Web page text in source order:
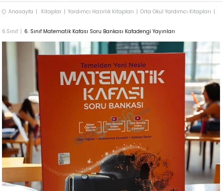
Anasayfa Kitaplar Yardımcı Hazırlık Kitapları Orta Okul Yardımcı Kitapları
6.Sınıf 6. Sınıf Matematik Kafası Soru Bankası Kafadengi Yayınları